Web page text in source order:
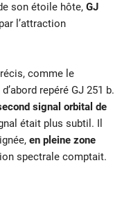
son étoile hôte, GJ
l’attraction
comme le
repéré GJ 251 b.
signal orbital de
était plus subtil. Il
en pleine zone
spectrale comptait.